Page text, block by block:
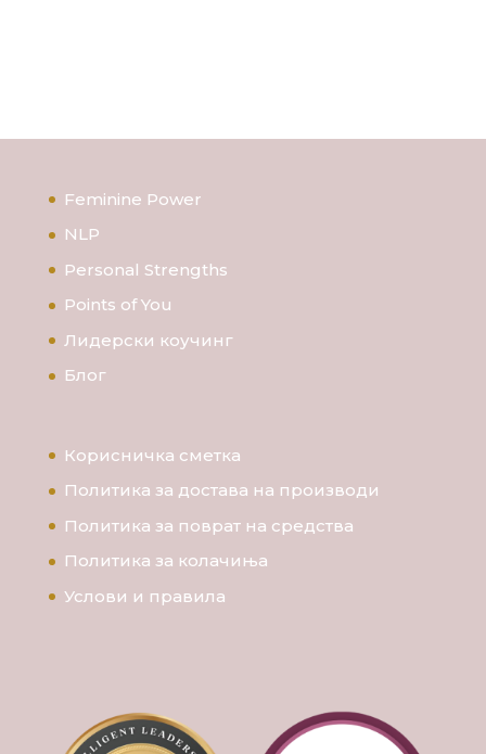
Feminine Power
NLP
Personal Strengths
Points of You
Лидерски коучинг
Блог
Корисничка сметка
Политика за достава на производи
Политика за поврат на средства
Политика за колачиња
Услови и правила